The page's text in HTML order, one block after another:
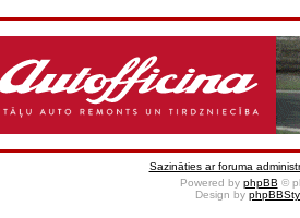
Sazināties ar foruma
Powered by phpBB ©
Design by